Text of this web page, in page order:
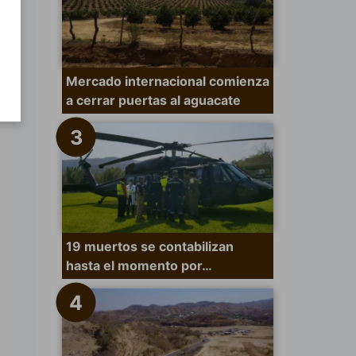
Mercado internacional comienza
a cerrar puertas al aguacate
19 muertos se contabilizan
hasta el momento por…